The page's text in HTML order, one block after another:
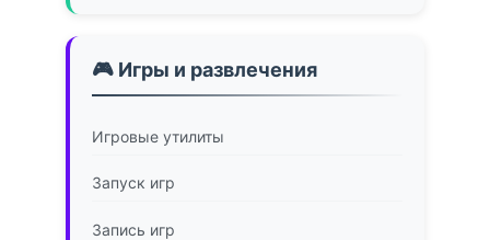
🎮 Игры и развлечения
Игровые утилиты
Запуск игр
Запись игр